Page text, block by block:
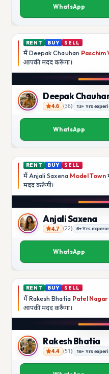
WhatsApp
RENT BUY SELL
मैं Deepak Chauhan Paschim
आपकी मददकरूँगा।
Deepak Chauhan
Deepak
4.6 (36) 13+ Yrs
WhatsApp
RENT BUY SELL
मैं Anjali Saxena Model Town
मददकरूँगी।
Anjali Saxena
Anjali Saxena
4.7 (22) 6+ Yrs
WhatsApp
RENT BUY SELL
मैं Rakesh Bhatia Patel Nagar
आपकी मददकरूँगा।
Rakesh Bhatia
Rakesh Bhatia
4.4 (51) 16+ Yrs